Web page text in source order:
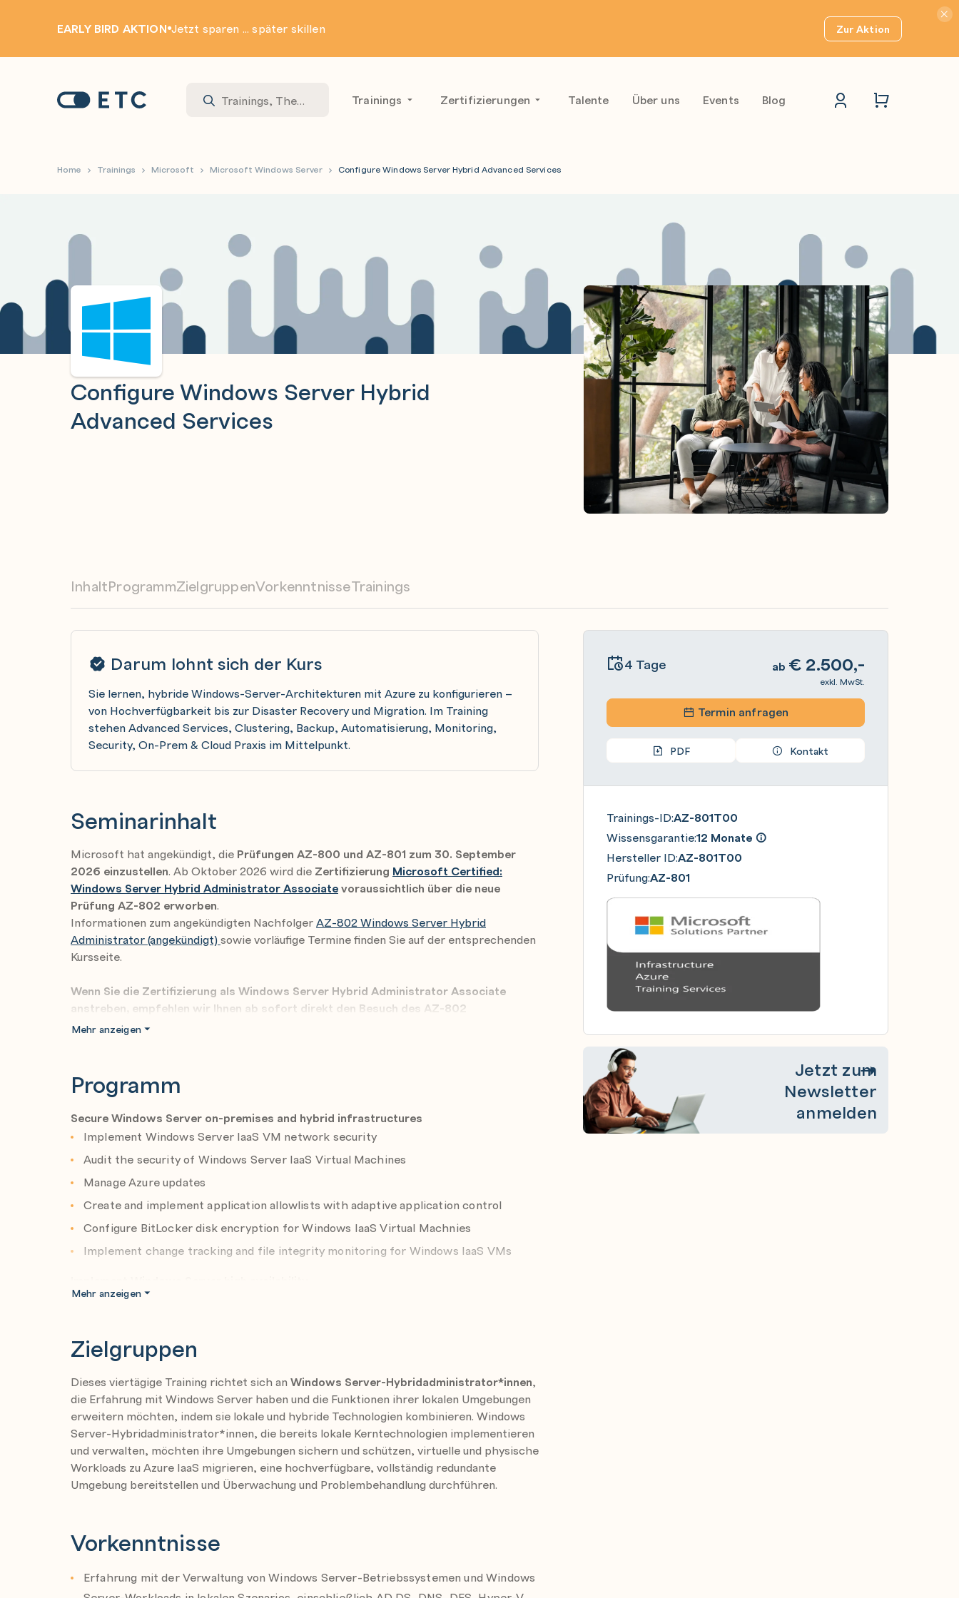
EARLY BIRD AKTION Jetzt sparen ... später skillen Zur Aktion
Startseite: ETC Trainings Zertifizierungen Talente Über uns Events Blog
Home Trainings Microsoft Microsoft Windows Server Configure Windows Server Hybrid Advanced Services
Configure Windows Server Hybrid
Advanced Services
InhaltProgrammZielgruppenVorkenntnisseTrainings
Darum lohnt sich der Kurs
Sie lernen, hybride Windows-Server-Architekturen mit Azure zu konfigurieren –
von Hochverfügbarkeit bis zur Disaster Recovery und Migration. Im Training
stehen Advanced Services, Clustering, Backup, Automatisierung, Monitoring,
Security, On-Prem & Cloud Praxis im Mittelpunkt.
Seminarinhalt
Microsoft hat angekündigt, die Prüfungen AZ-800 und AZ-801 zum 30. September
2026 einzustellen. Ab Oktober 2026 wird die Zertifizierung Microsoft Certified:
Windows Server Hybrid Administrator Associatevoraussichtlich über die neue
Prüfung AZ-802 erworben.
Informationen zum angekündigten NachfolgerAZ-802 Windows Server Hybrid
Administrator (angekündigt)sowie vorläufige Termine finden Sie auf der entsprechenden
Kursseite.
Wenn Sie die Zertifizierung als Windows Server Hybrid Administrator Associate
anstreben, empfehlen wir Ihnen ab sofort direkt den Besuch des AZ-802
In diesem Training erfahren IT-Expert*innen, wie Sie die Hybridfunktionen von Azure
nutzen können, virtuelle und physische Serverworkloads zu Azure IaaS migrieren und
Azure-VMs unter Windows Server schützen. In diesem Training erfahren IT-
Expert*innen auch, wie sie Aufgaben im Zusammenhang mit Hochverfügbarkeit,
Problembehandlung und Notfallwiederherstellung ausführen.
In diesem Training werden Verwaltungstools und -technologien wie Windows Admin
Center, PowerShell, Azure Arc, die Azure Automation-Updateverwaltung, Microsoft
vorgestellt.
Mehr anzeigen
Programm
Secure Windows Server on-premises and hybrid infrastructures
Implement Windows Server IaaS VM network security
Audit the security of Windows Server IaaS Virtual Machines
Manage Azure updates
Create and implement application allowlists with adaptive application control
Configure BitLocker disk encryption for Windows IaaS Virtual Machnies
Implement change tracking and file integrity monitoring for Windows IaaS VMs
Introduction to Cluster Shared Volumes
Implement high availability of Windows Server VMs
Implement scale and high availability with Windows Server VM
Implement disaster recovery in Windows Server on-premises and hybrid
environments
Implement Hyper-V Replica
Implement hybrid backup and recovery wiht Windows Server IaaS
protect your virtual machines by using Azure Backup
Migrate servers and workloads in on-premises and hybrid environments
Mehr anzeigen
Zielgruppen
Dieses viertägige Training richtet sich an Windows Server-Hybridadministrator*innen,
die Erfahrung mit Windows Server haben und die Funktionen ihrer lokalen Umgebungen
erweitern möchten, indem sie lokale und hybride Technologien kombinieren. Windows
Server-Hybridadministrator*innen, die bereits lokale Kerntechnologien implementieren
und verwalten, möchten ihre Umgebungen sichern und schützen, virtuelle und physische
Workloads zu Azure IaaS migrieren, eine hochverfügbare, vollständig redundante
Umgebung bereitstellen und Überwachung und Problembehandlung durchführen.
Vorkenntnisse
Erfahrung mit der Verwaltung von Windows Server-Betriebssystemen und Windows
4 Tage ab € 2.500,-
exkl. MwSt.
Termin anfragen
PDF Kontakt
Trainings-ID:AZ-801T00
Wissensgarantie:12 Monate
Hersteller ID:AZ-801T00
Prüfung:AZ-801
Jetzt zum
Newsletter
anmelden